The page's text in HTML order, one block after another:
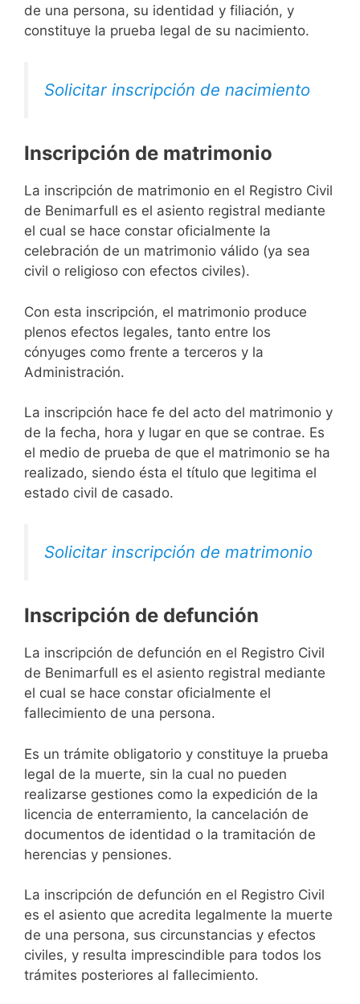
de una persona, su identidad y filiación, y
constituye la prueba legal de su nacimiento.
Solicitar inscripción de nacimiento
Inscripción de matrimonio
La inscripción de matrimonio en el Registro Civil
de Benimarfull es el asiento registral mediante
el cual se hace constar oficialmente la
celebración de un matrimonio válido (ya sea
civil o religioso con efectos civiles).
Con esta inscripción, el matrimonio produce
plenos efectos legales, tanto entre los
cónyuges como frente a terceros y la
Administración.
La inscripción hace fe del acto del matrimonio y
de la fecha, hora y lugar en que se contrae. Es
el medio de prueba de que el matrimonio se ha
realizado, siendo ésta el título que legitima el
estado civil de casado.
Solicitar inscripción de matrimonio
Inscripción de defunción
La inscripción de defunción en el Registro Civil
de Benimarfull es el asiento registral mediante
el cual se hace constar oficialmente el
fallecimiento de una persona.
Es un trámite obligatorio y constituye la prueba
legal de la muerte, sin la cual no pueden
realizarse gestiones como la expedición de la
licencia de enterramiento, la cancelación de
documentos de identidad o la tramitación de
herencias y pensiones.
La inscripción de defunción en el Registro Civil
es el asiento que acredita legalmente la muerte
de una persona, sus circunstancias y efectos
civiles, y resulta imprescindible para todos los
trámites posteriores al fallecimiento.